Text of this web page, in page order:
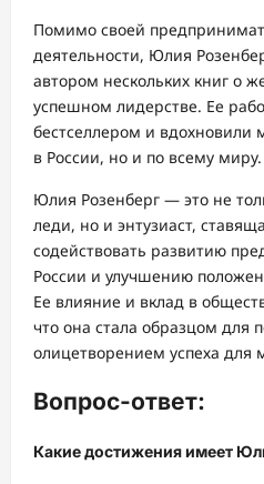
Помимо своей
деятельности, Юлия
автором нескольких книг о
успешном лидерстве. Ее
бестселлером и
в России, но и по всему миру.
Юлия Розенберг — это не
леди, но и энтузиаст,
содействовать развитию
России и улучшению
Ее влияние и вклад в
что она стала образцом для
олицетворением успеха
Вопрос-ответ:
Какие достижения имеет